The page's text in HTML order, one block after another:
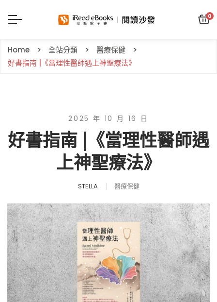
0
Home 全站分類
醫療保健
好書指南 |《當理性醫師遇上神聖療法》
2025 年 10 月 16 日
好書指南 |《當理性醫師遇
上神聖療法》
STELLA 醫療保健